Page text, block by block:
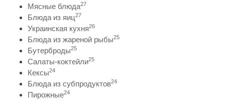
Мясные блюда27
Блюда из яиц27
Украинская кухня26
Блюда из жареной рыбы25
Бутерброды25
Салаты-коктейли25
Кексы24
Блюда из субпродуктов24
Пирожные24